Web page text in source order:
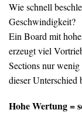
Wie schnell
Geschwindigkeit?
Ein Board mit
erzeugt viel
Sections nur
dieser Unterschied
Hohe Wertung =